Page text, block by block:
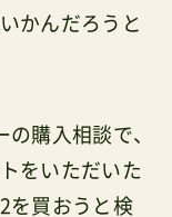
かんだろうと
購入相談で、
をいただいた
を買おうと検